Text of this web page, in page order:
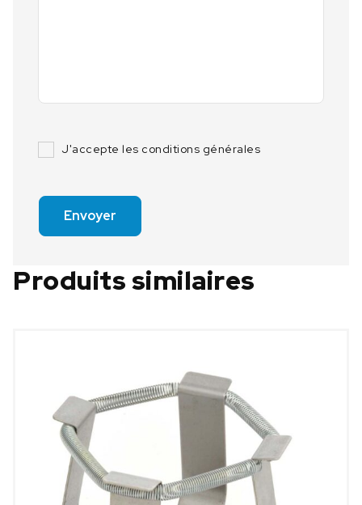
J'accepte les conditions générales
Envoyer
Produits similaires